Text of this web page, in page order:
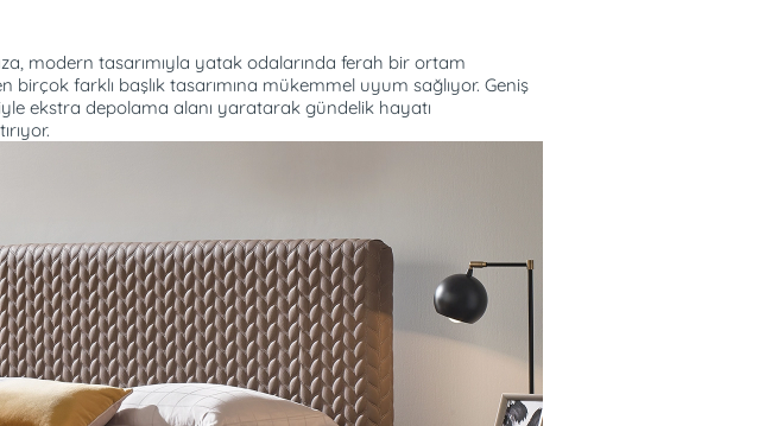
modern tasarımıyla yatak odalarında ferah bir ortam
birçok farklı başlık tasarımına mükemmel uyum sağlıyor. Geniş
ekstra depolama alanı yaratarak gündelik hayatı